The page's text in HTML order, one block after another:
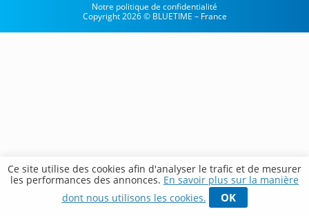
Notre politique de confidentialité
Copyright 2026 © BLUETIME – France
Ce site utilise des cookies afin d'analyser le trafic et de mesurer
les performances des annonces. En savoir plus sur la manière
dont nous utilisons les cookies.
OK